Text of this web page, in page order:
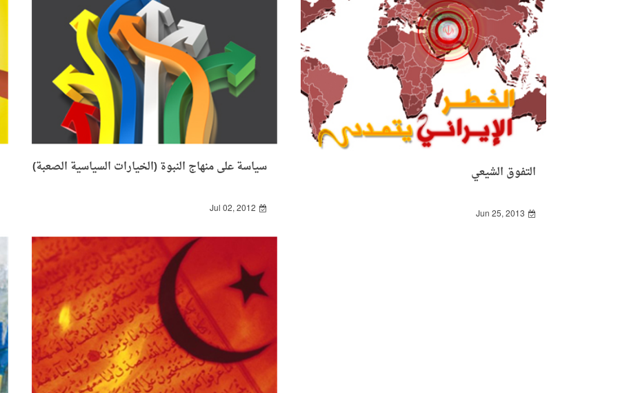
التفوق الشيعي
Jun 25, 2013
سياسة على منهاج النبوة (الخيارات السياسية الصعبة)
Jul 02, 2012